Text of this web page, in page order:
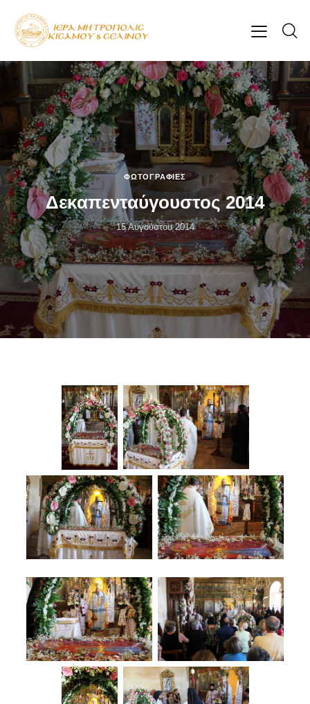
ΦΩΤΟΓΡΑΦΊΕΣ
Δεκαπενταύγουστος 2014
15 Αυγούστου 2014